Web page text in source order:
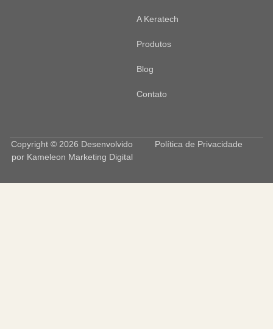
A Keratech
Produtos
Blog
Contato
Copyright © 2026 Desenvolvido
por Kameleon Marketing Digital
Política de Privacidade